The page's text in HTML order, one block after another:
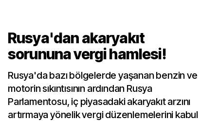
Rusya'dan akaryakıt
sorununa vergi hamlesi!
Rusya'da bazı bölgelerde yaşanan benzin ve
motorin sıkıntısının ardından Rusya
Parlamentosu, iç piyasadaki akaryakıt arzını
artırmaya yönelik vergi düzenlemelerini kabul